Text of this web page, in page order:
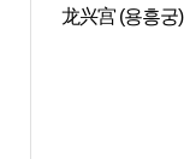
龙兴宫 (용흥궁)